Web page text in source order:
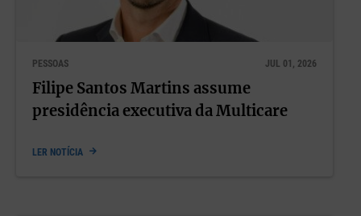
PESSOAS JUL 01, 2026
Filipe Santos Martins assume
presidência executiva da Multicare
LER NOTÍCIA